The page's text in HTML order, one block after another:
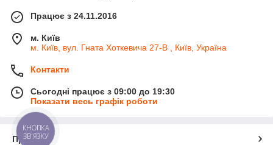
Працює з 24.11.2016
м. Київ
м. Київ, вул. Гната Хоткевича 27-В , Київ, Україна
Контакти
Сьогодні працює з 09:00 до 19:30
Показати весь графік роботи
Про нас
КНОПКА
ЗВ'ЯЗКУ